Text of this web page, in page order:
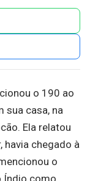
o 190 ao
sua casa, na
Ela relatou
havia chegado à
o
Índio como